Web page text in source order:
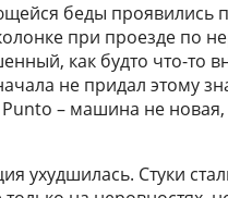
беды проявились
при проезде по
как будто что-то
не придал этому
– машина не новая,
ухудшилась. Стуки